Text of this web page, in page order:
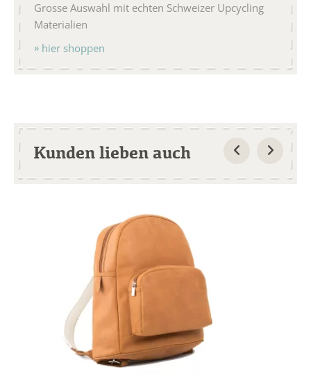
Grosse Auswahl mit echten Schweizer Upcycling
Materialien
hier shoppen
Kunden lieben auch